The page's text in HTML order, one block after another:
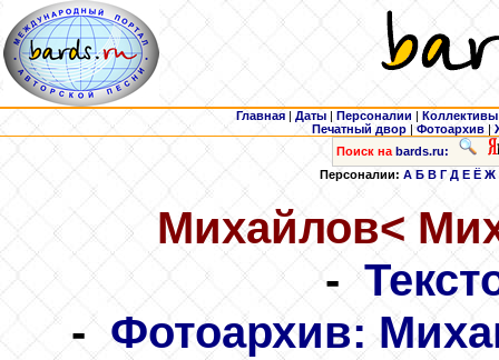
Главная | Даты | Персоналии | Коллективы
Печатный двор |Фотоархив |
Поиск на bards.ru:
Персоналии: А Б В Г Д Е Ё Ж
Михайлов<
-
- Фотоархив: